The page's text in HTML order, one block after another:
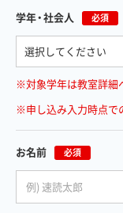
学年・社会人 必須
※対象学年は教室詳細
※申し込み入力時点で
お名前 必須